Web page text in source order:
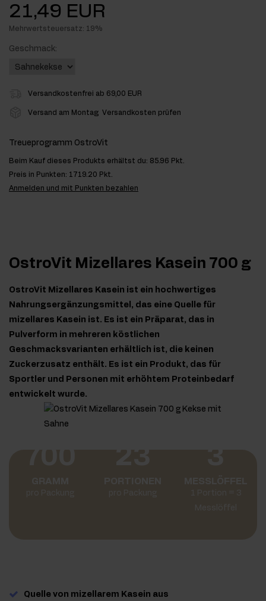
21,49 EUR
Mehrwertsteuersatz: 19%
Geschmack:
Versandkostenfrei ab 69,00 EUR
Versand am Montag Versandkosten prüfen
Treueprogramm OstroVit
Beim Kauf dieses Produkts erhältst du: 85.96 Pkt.
Preis in Punkten: 1719.20 Pkt.
Anmelden und mit Punkten bezahlen
OstroVit Mizellares Kasein 700 g
OstroVit Mizellares Kasein ist ein hochwertiges
Nahrungsergänzungsmittel, das eine Quelle für
mizellares Kasein ist. Es ist ein Präparat, das in
Pulverform in mehreren köstlichen
Geschmacksvarianten erhältlich ist, die keinen
Zuckerzusatz enthält. Es ist ein Produkt, das für
Sportler und Personen mit erhöhtem Proteinbedarf
entwickelt wurde.
Quelle von mizellarem Kasein aus